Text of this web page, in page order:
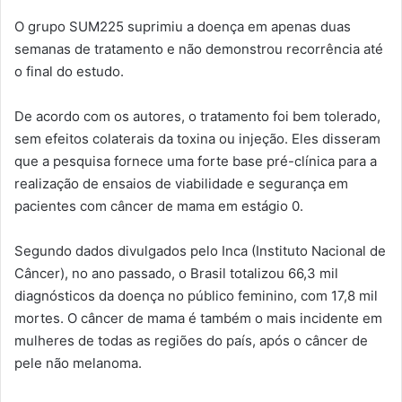
O grupo SUM225 suprimiu a doença em apenas duas
semanas de tratamento e não demonstrou recorrência até
o final do estudo.
De acordo com os autores, o tratamento foi bem tolerado,
sem efeitos colaterais da toxina ou injeção. Eles disseram
que a pesquisa fornece uma forte base pré-clínica para a
realização de ensaios de viabilidade e segurança em
pacientes com câncer de mama em estágio 0.
Segundo dados divulgados pelo Inca (Instituto Nacional de
Câncer), no ano passado, o Brasil totalizou 66,3 mil
diagnósticos da doença no público feminino, com 17,8 mil
mortes. O câncer de mama é também o mais incidente em
mulheres de todas as regiões do país, após o câncer de
pele não melanoma.